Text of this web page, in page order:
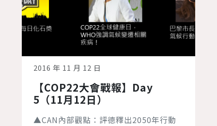
2016 年 11 月 12 日
【COP22大會戰報】Day
5（11月12日）
▲CAN內部觀點：評德釋出2050年行動